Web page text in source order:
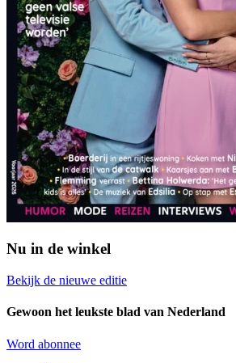
Nu in de winkel
Bekijk de nieuwe editie
Gewoon het leukste blad van Nederland
Word abonnee